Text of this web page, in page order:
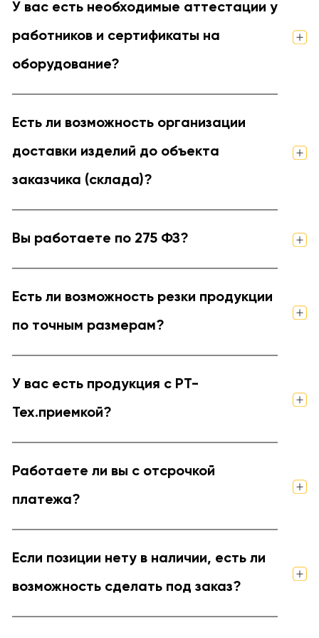
У вас есть необходимые аттестации у
работников и сертификаты на
оборудование?
Есть ли возможность организации
доставки изделий до объекта
заказчика (склада)?
Вы работаете по 275 ФЗ?
Есть ли возможность резки продукции
по точным размерам?
У вас есть продукция с РТ-
Тех.приемкой?
Работаете ли вы с отсрочкой
платежа?
Если позиции нету в наличии, есть ли
возможность сделать под заказ?